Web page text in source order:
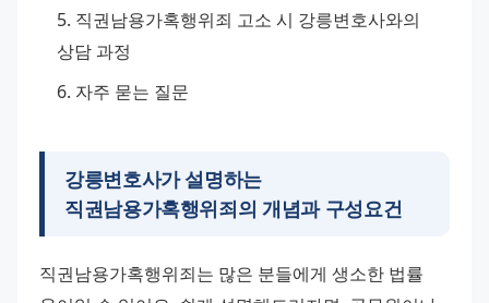
직권남용가혹행위죄 고소 시 강릉변호사와의
상담 과정
자주 묻는 질문
강릉변호사가 설명하는
직권남용가혹행위죄의 개념과 구성요건
직권남용가혹행위죄는 많은 분들에게 생소한 법률